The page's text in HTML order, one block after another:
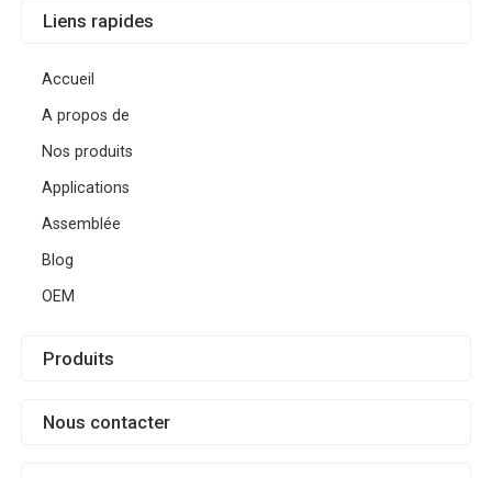
Liens rapides
Accueil
A propos de
Nos produits
Applications
Assemblée
Blog
OEM
Produits
Nous contacter